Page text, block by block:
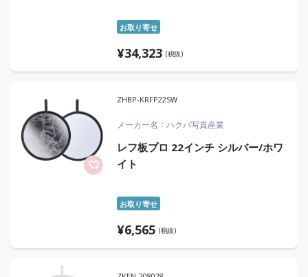
お取り寄せ
¥34,323 (税抜)
ZHBP-KRFP22SW
メーカー名 ハクバ写真産業
レフ板プロ 22インチ シルバー/ホワ
イト
お取り寄せ
¥6,565 (税抜)